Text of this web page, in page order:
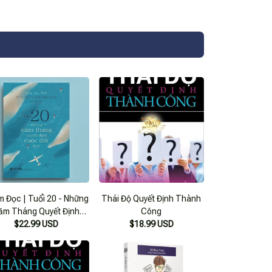
Đọc | Tuổi 20 - Những
Tháng Quyết Định
Cuộc Đời Bạn
$22.99 USD
Thái Độ Quyết Định Thành
Công
$18.99 USD